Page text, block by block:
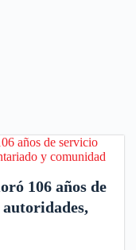
106 años de